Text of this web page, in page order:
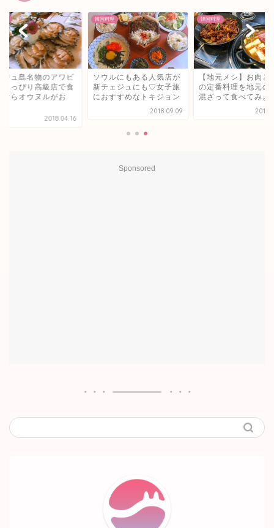
ジュ島名物のアワビ
ょっぴり高級店で食
ならオウヌルがお
2018.04.16
韓国料理
ソウルにもある人気店が
新チェジュにも♡女子旅
におすすめなトキジョン
2018.09.09
韓国料理
【地元メシ】お肉と
の定番料理を地元の
混ざって食べてみ
Sponsored